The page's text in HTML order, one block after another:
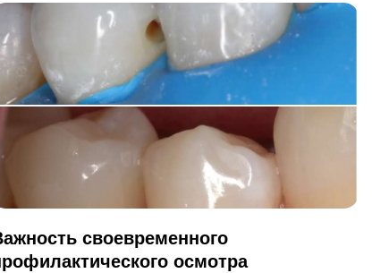
своевременного
осмотра